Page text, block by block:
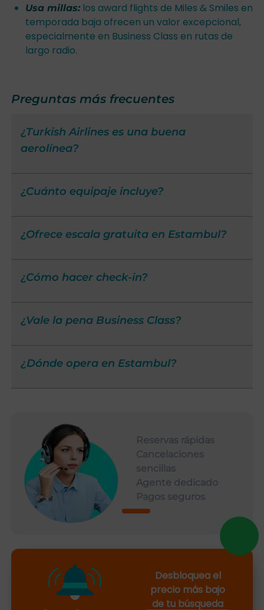
Usa millas:los award flights de Miles & Smiles en
temporada baja ofrecen un valor excepcional,
especialmente en Business Class en rutas de
largo radio.
Preguntas más frecuentes
¿Turkish Airlines es una buena
aerolínea?
¿Cuánto equipaje incluye?
¿Ofrece escala gratuita en Estambul?
¿Cómo hacer check-in?
¿Vale la pena Business Class?
¿Dónde opera en Estambul?
Reservas rápidas
Cancelaciones
sencillas
Agente dedicado
Pagos seguros
Desbloquea el
precio más bajo
de tu búsqueda